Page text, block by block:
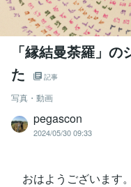
「縁結曼荼羅」
た
記事
写真・動画
pegascon
2024/05/30 09:33
おはようございます。